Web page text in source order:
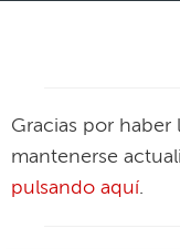
Gracias por haber
mantenerse
pulsando aquí.